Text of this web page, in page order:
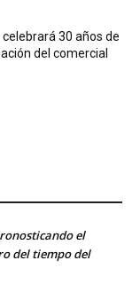
30 años de
del comercial
el
del tiempo del